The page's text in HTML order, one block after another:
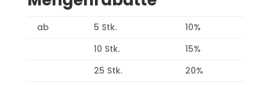
ab 5 Stk.
10%
10 Stk.
15%
25 Stk.
20%